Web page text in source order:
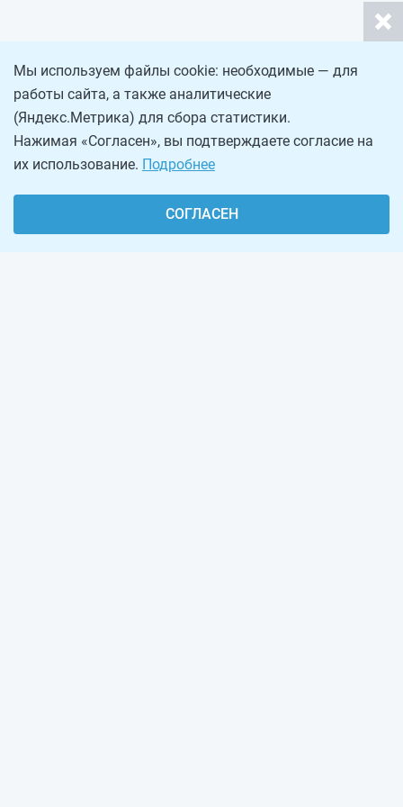
Мы используем файлы cookie: необходимые — для
работы сайта, а также аналитические
(Яндекс.Метрика) для сбора статистики.
Нажимая «Согласен», вы подтверждаете согласие на
их использование. Подробнее
СОГЛАСЕН